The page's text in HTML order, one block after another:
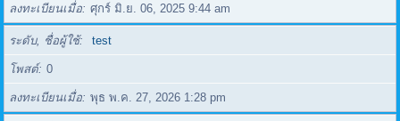
ลงทะเบียนเมื่อ ศุกร์ มิ.ย. 06, 2025 9:44 am
ระดับ, ชื่อผู้ใช้ test
โพสต์ 0
ลงทะเบียนเมื่อ พุธ พ.ค. 27, 2026 1:28 pm